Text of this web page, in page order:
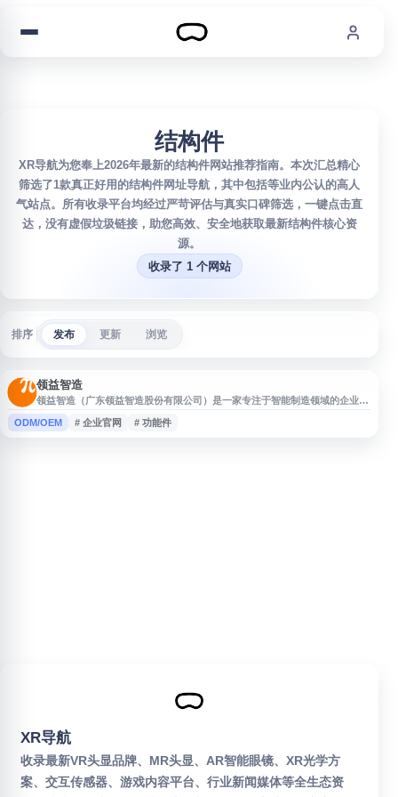
结构件
XR导航为您奉上2026年最新的结构件网站推荐指南。本次汇总精心
筛选了1款真正好用的结构件网址导航，其中包括等业内公认的高人
气站点。所有收录平台均经过严苛评估与真实口碑筛选，一键点击直
达，没有虚假垃圾链接，助您高效、安全地获取最新结构件核心资
源。
收录了 1 个网站
排序 发布 更新 浏览
领益智造
领益智造（广东领益智造股份有限公司）是一家专注于智能制造领域的企业，
围绕精密功能件、结构件、模组及相关产品提供研发、生产与服务。公司官网
展示企业概况、业务布局、产品与解决方案、投资者关系及新闻动态等信息，
ODM/OEM # 企业官网 # 功能件
XR导航
收录最新VR头显品牌、MR头显、AR智能眼镜、XR光学方
案、交互传感器、游戏内容平台、行业新闻媒体等全生态资